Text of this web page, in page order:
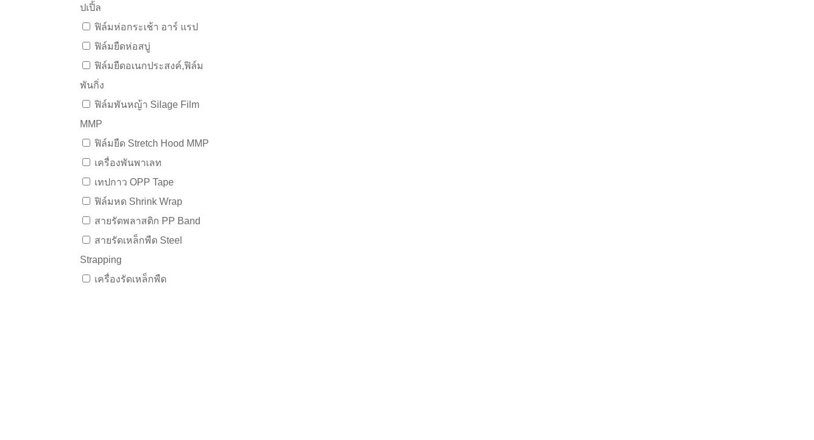
ปเปิ้ล
ฟิล์มห่อกระเช้า อาร์ แรป
ฟิล์มยืดห่อสบู่
ฟิล์มยืดอเนกประสงค์,ฟิล์ม
พันกิ่ง
ฟิล์มพันหญ้า Silage Film
MMP
ฟิล์มยืด Stretch Hood MMP
เครื่องพันพาเลท
เทปกาว OPP Tape
ฟิล์มหด Shrink Wrap
สายรัดพลาสติก PP Band
สายรัดเหล็กพืด Steel
Strapping
เครื่องรัดเหล็กพืด